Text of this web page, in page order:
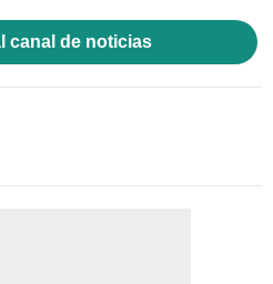
canal de noticias